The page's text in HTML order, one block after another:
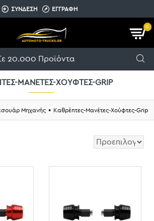
ΣΥΝΔΕΣΗ ΕΓΓΡΑΦΗ
0
Μηχανής Καθρέπτες-Μανέτες-Χούφτες-Grip
ΜΑΝΈΤΕΣ-ΧΟΎΦΤΕΣ-GRIP